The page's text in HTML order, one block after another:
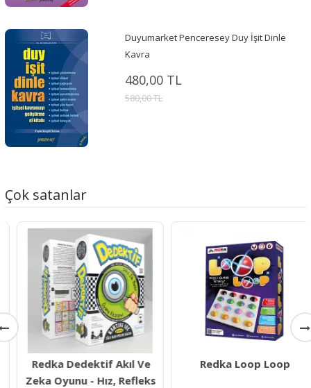
Duyumarket Penceresey Duy İşit Dinle
Kavra
480,00 TL
580,00 TL
Çok satanlar
Redka Dedektif Akıl Ve
Zeka Oyunu - Hız, Refleks
Redka Loop Loop